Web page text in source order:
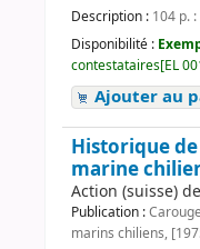
Description : 104 p.
Disponibilité :
contestataires[EL
Ajouter au
Historique
marine
Action (suisse)
Publication :
marins chiliens,